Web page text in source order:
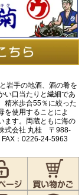
岩手の地酒、酒の肴を
い口当たりと繊細であ
精米歩合55％に絞った
を使用することによ
ます。両蔵ともに海の
式会社 丸桂 〒988-
：0226-24-5963